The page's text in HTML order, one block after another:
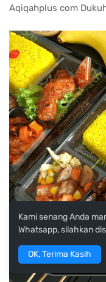
Aqiqahplus com
Kami senang Anda
Whatsapp, silahkan
OK, Terima Kasih